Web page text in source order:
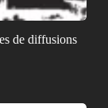
de diffusions